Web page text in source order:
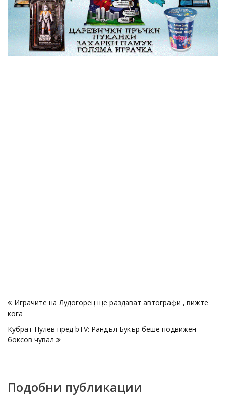
Играчите на Лудогорец ще раздават автографи , вижте
кога
Кубрат Пулев пред bTV: Рандъл Букър беше подвижен
боксов чувал
Подобни публикации